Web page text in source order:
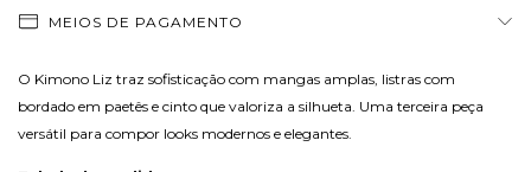
MEIOS DE PAGAMENTO
O Kimono Liz traz sofisticação com mangas amplas, listras com
bordado em paetês e cinto que valoriza a silhueta. Uma terceira peça
versátil para compor looks modernos e elegantes.